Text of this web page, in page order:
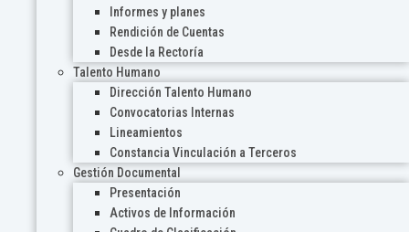
Informes y planes
Rendición de Cuentas
Desde la Rectoría
Talento Humano
Dirección Talento Humano
Convocatorias Internas
Lineamientos
Constancia Vinculación a Terceros
Gestión Documental
Presentación
Activos de Información